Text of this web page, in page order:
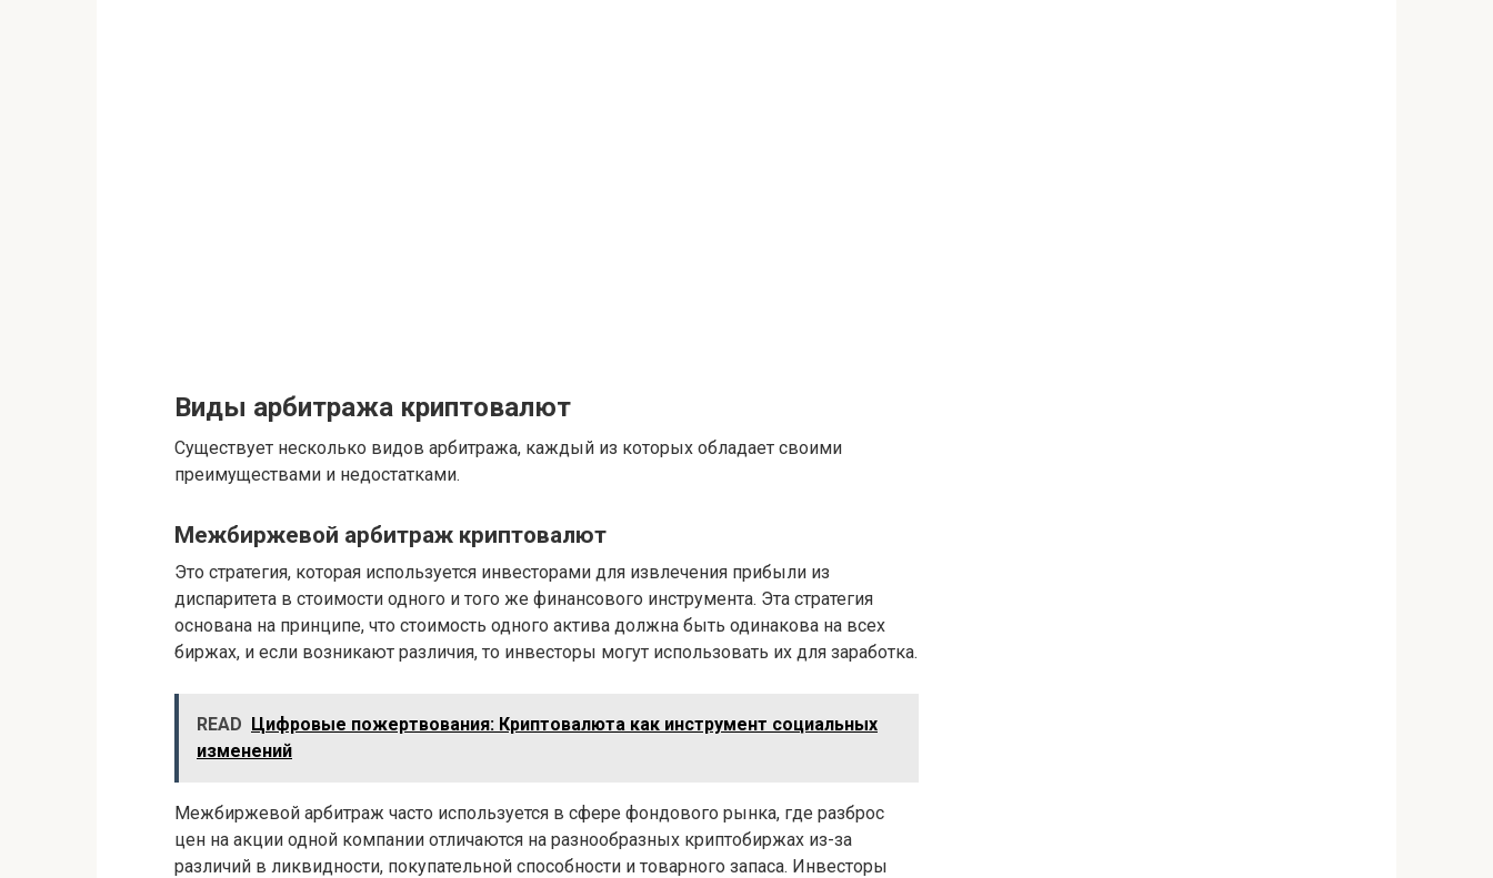
Виды арбитража криптовалют
Существует несколько видов арбитража, каждый из которых обладает своими
преимуществами и недостатками.
Межбиржевой арбитраж криптовалют
Это стратегия, которая используется инвесторами для извлечения прибыли из
диспаритета в стоимости одного и того же финансового инструмента. Эта стратегия
основана на принципе, что стоимость одного актива должна быть одинакова на всех
биржах, и если возникают различия, то инвесторы могут использовать их для заработка.
READ Цифровые пожертвования: Криптовалюта как инструмент социальных
изменений
Межбиржевой арбитраж часто используется в сфере фондового рынка, где разброс
цен на акции одной компании отличаются на разнообразных криптобиржах из-за
различий в ликвидности, покупательной способности и товарного запаса. Инвесторы